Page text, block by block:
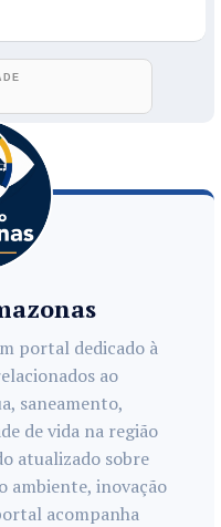
portal dedicado à
ao
saneamento,
de vida na região
atualizado sobre
inovação
acompanha